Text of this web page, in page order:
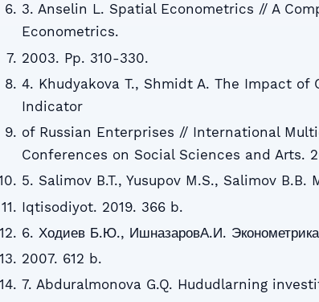
3. Anselin L. Spatial Econometrics // A
Econometrics.
2003. Pp. 310-330.
4. Khudyakova T., Shmidt A. The Impact of
Indicator
of Russian Enterprises // International
Conferences on Social Sciences and Arts.
5. Salimov B.T., Yusupov M.S., Salimov
Iqtisodiyot. 2019. 366 b.
6. Ходиев Б.Ю., ИшназаровА.И.
2007. 612 b.
7. Abduralmonova G.Q. Hududlarning